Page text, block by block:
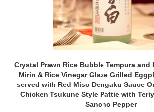
Crystal Prawn Rice Bubble Tempura and
Mirin & Rice Vinegar Glaze Grilled
served with Red Miso Dengaku Sauce
Chicken Tsukune Style Pattie with
Sancho Pepper